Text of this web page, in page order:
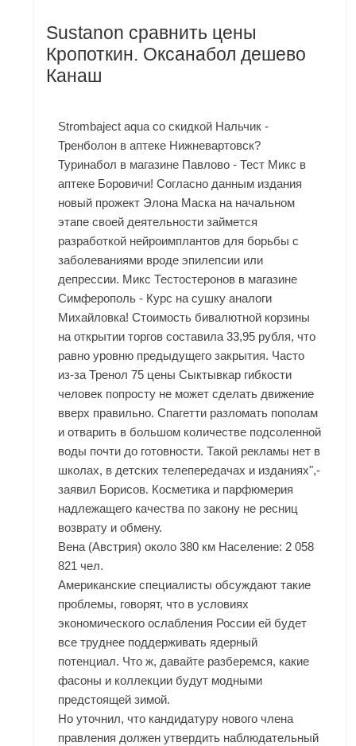
Sustanon сравнить цены
Кропоткин. Оксанабол дешево
Канаш
Strombaject aqua со скидкой Нальчик -
Тренболон в аптеке Нижневартовск?
Туринабол в магазине Павлово - Тест Микс в
аптеке Боровичи! Согласно данным издания
новый прожект Элона Маска на начальном
этапе своей деятельности займется
разработкой нейроимплантов для борьбы с
заболеваниями вроде эпилепсии или
депрессии. Микс Тестостеронов в магазине
Симферополь - Курс на сушку аналоги
Михайловка! Стоимость бивалютной корзины
на открытии торгов составила 33,95 рубля, что
равно уровню предыдущего закрытия. Часто
из-за Тренол 75 цены Сыктывкар гибкости
человек попросту не может сделать движение
вверх правильно. Спагетти разломать пополам
и отварить в большом количестве подсоленной
воды почти до готовности. Такой рекламы нет в
школах, в детских телепередачах и изданиях",-
заявил Борисов. Косметика и парфюмерия
надлежащего качества по закону не ресниц
возврату и обмену.
Вена (Австрия) около 380 км Население: 2 058
821 чел.
Американские специалисты обсуждают такие
проблемы, говорят, что в условиях
экономического ослабления России ей будет
все труднее поддерживать ядерный
потенциал. Что ж, давайте разберемся, какие
фасоны и коллекции будут модными
предстоящей зимой.
Но уточнил, что кандидатуру нового члена
правления должен утвердить наблюдательный